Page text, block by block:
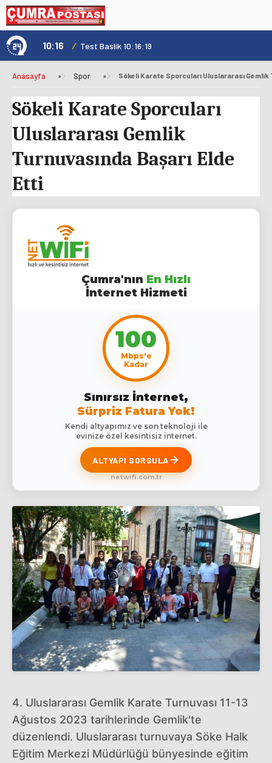
10:16 / Test Baslik 10:16:19
Anasayfa » Spor »
Sökeli Karate Sporcuları
Uluslararası Gemlik
Turnuvasında Başarı Elde
Etti
Çumra'nın En Hızlı
İnternet Hizmeti
100
Mbps'e
Kadar
Sınırsız İnternet,
Sürpriz Fatura Yok!
Kendi altyapımız ve son teknoloji ile
evinize özel kesintisiz internet.
ALTYAPI SORGULA
netwifi.com.tr
4. Uluslararası Gemlik Karate Turnuvası 11-13
Ağustos 2023 tarihlerinde Gemlik'te
düzenlendi. Uluslararası turnuvaya Söke Halk
Eğitim Merkezi Müdürlüğü bünyesinde eğitim